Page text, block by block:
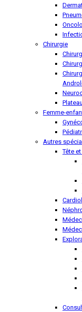
Chirurgie
Femme-
Autres
Tête